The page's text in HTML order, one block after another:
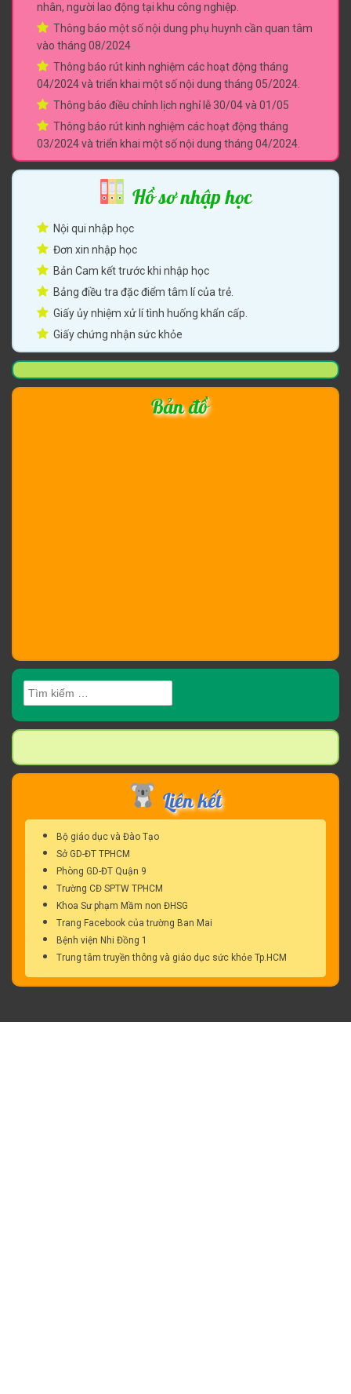
nhân, người lao động tại khu công nghiệp.
Thông báo một số nội dung phụ huynh cần quan tâm
vào tháng 08/2024
Thông báo rút kinh nghiệm các hoạt động tháng
04/2024 và triển khai một số nội dung tháng 05/2024.
Thông báo điều chỉnh lịch nghỉ lễ 30/04 và 01/05
Thông báo rút kinh nghiệm các hoạt động tháng
03/2024 và triển khai một số nội dung tháng 04/2024.
Hồ sơ nhập học
Nội qui nhập học
Đơn xin nhập học
Bản Cam kết trước khi nhập học
Bảng điều tra đặc điểm tâm lí của trẻ.
Giấy ủy nhiệm xử lí tình huống khẩn cấp.
Giấy chứng nhận sức khỏe
Bản đồ
Tìm
kiếm
cho:
Liên kết
Bộ giáo dục và Đào Tạo
Sở GD-ĐT TPHCM
Phòng GD-ĐT Quận 9
Trường CĐ SPTW TPHCM
Khoa Sư phạm Mầm non ĐHSG
Trang Facebook của trường Ban Mai
Bệnh viện Nhi Đồng 1
Trung tâm truyền thông và giáo dục sức khỏe Tp.HCM